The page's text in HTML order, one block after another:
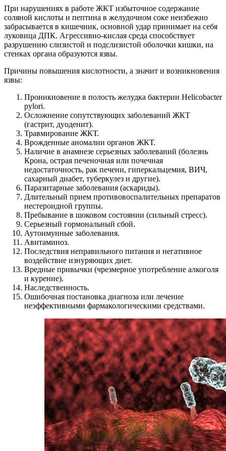
При нарушениях в работе ЖКТ избыточное содержание
соляной кислоты и пептина в желудочном соке неизбежно
забрасывается в кишечник, основной удар принимает на себя
луковица ДПК. Агрессивно-кислая среда способствует
разрушению слизистой и подслизистой оболочки кишки, на
стенках органа образуются язвы.
Причины повышения кислотности, а значит и возникновения
язвы:
Проникновение в полость желудка бактерии Helicobacter
pylori.
Осложнение сопутствующих заболеваний ЖКТ
(гастрит, дуоденит).
Травмирование ЖКТ.
Врожденные аномалии органов ЖКТ.
Наличие в анамнезе серьезных заболеваний (болезнь
Крона, острая печеночная или почечная
недостаточность, рак печени, гиперкальцемия, ВИЧ,
сахарный диабет, туберкулез и другие).
Паразитарные заболевания (аскариды).
Длительный прием противовоспалительных препаратов
нестероидной группы.
Пребывание в шоковом состоянии (сильный стресс).
Серьезный гормональный сбой.
Аутоимунные заболевания.
Авитаминоз.
Последствия неправильного питания и негативное
воздействие изнуряющих диет.
Вредные привычки (чрезмерное употребление алкоголя
и курение).
Наследственность.
Ошибочная постановка диагноза или лечение
неэффективными фармакологическими средствами.